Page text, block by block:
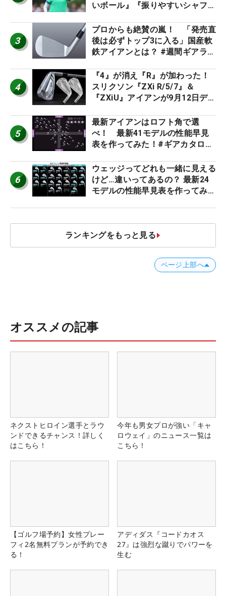
いボール』『振りやすいシャフ
ー』 #女子プロセッティング
3
プロからも絶賛の嵐！ 「発売直
後は必ずトップ3に入る」国産軟
鉄アイアンとは？ #週間ギアラン
4
『4』が消え『R』が加わった！
スリクソン『ZXi R/5/7』＆
『ZXiU』アイアンが9月12日デ
5
最新アイアンはロフト角で選
べ！ 最新41モデルの性能早見
表を作ってみた！#ギアカタログ
6
ウェッジってどれも一緒に見える
けど…違いってあるの？ 最新24
モデルの性能早見表を作ってみ
ランキングをもっと見る
ページ上部へ
オススメの記事
ネクストヒロイン選手とラウ
ンドできるチャンス！詳しく
はこちら！
今年も男女プロが強い「キャ
ロウェイ」のニュース一覧は
こちら！
【ゴルフ場予約】女性プレー
フィ2名無料プランが予約でき
る！
アディダス『コードカオス
27』は強烈な蹴りでパワーを
生む